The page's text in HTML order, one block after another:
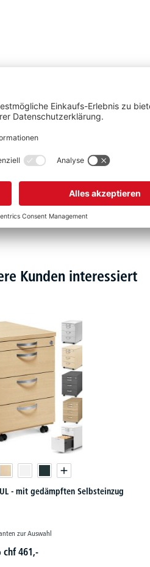
Kunden interessiert